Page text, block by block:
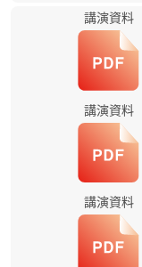
講演資料
講演資料
講演資料